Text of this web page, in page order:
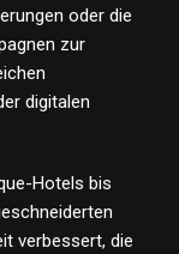
oder die
zur
digitalen
Hotels bis
verbessert, die